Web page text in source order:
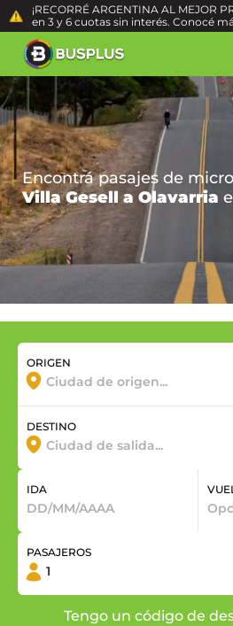
¡RECORRÉ ARGENTINA AL MEJOR
en 3 y 6 cuotas sin interés. Conocé
Encontrá pasajes de
Villa Gesell a Olavarria
ORIGEN
DESTINO
IDA
PASAJEROS
Tengo un código de